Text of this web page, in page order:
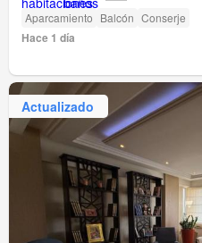
Aparcamiento Balcón Conserje
Hace 1 día
Actualizado